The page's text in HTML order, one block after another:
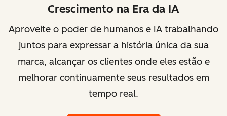
Crescimento na Era da IA
Aproveite o poder de humanos e IA trabalhando
juntos para expressar a história única da sua
marca, alcançar os clientes onde eles estão e
melhorar continuamente seus resultados em
tempo real.